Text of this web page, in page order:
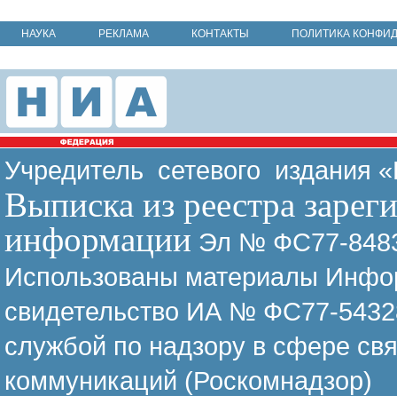
НАУКА РЕКЛАМА КОНТАКТЫ ПОЛИТИКА
Учредитель сетевого издания
Выписка из реестра
информации Эл № ФС77-
Использованы материалы
свидетельство ИА № ФС77-
службой по надзору в сфере
коммуникаций (Роскомнадзор)